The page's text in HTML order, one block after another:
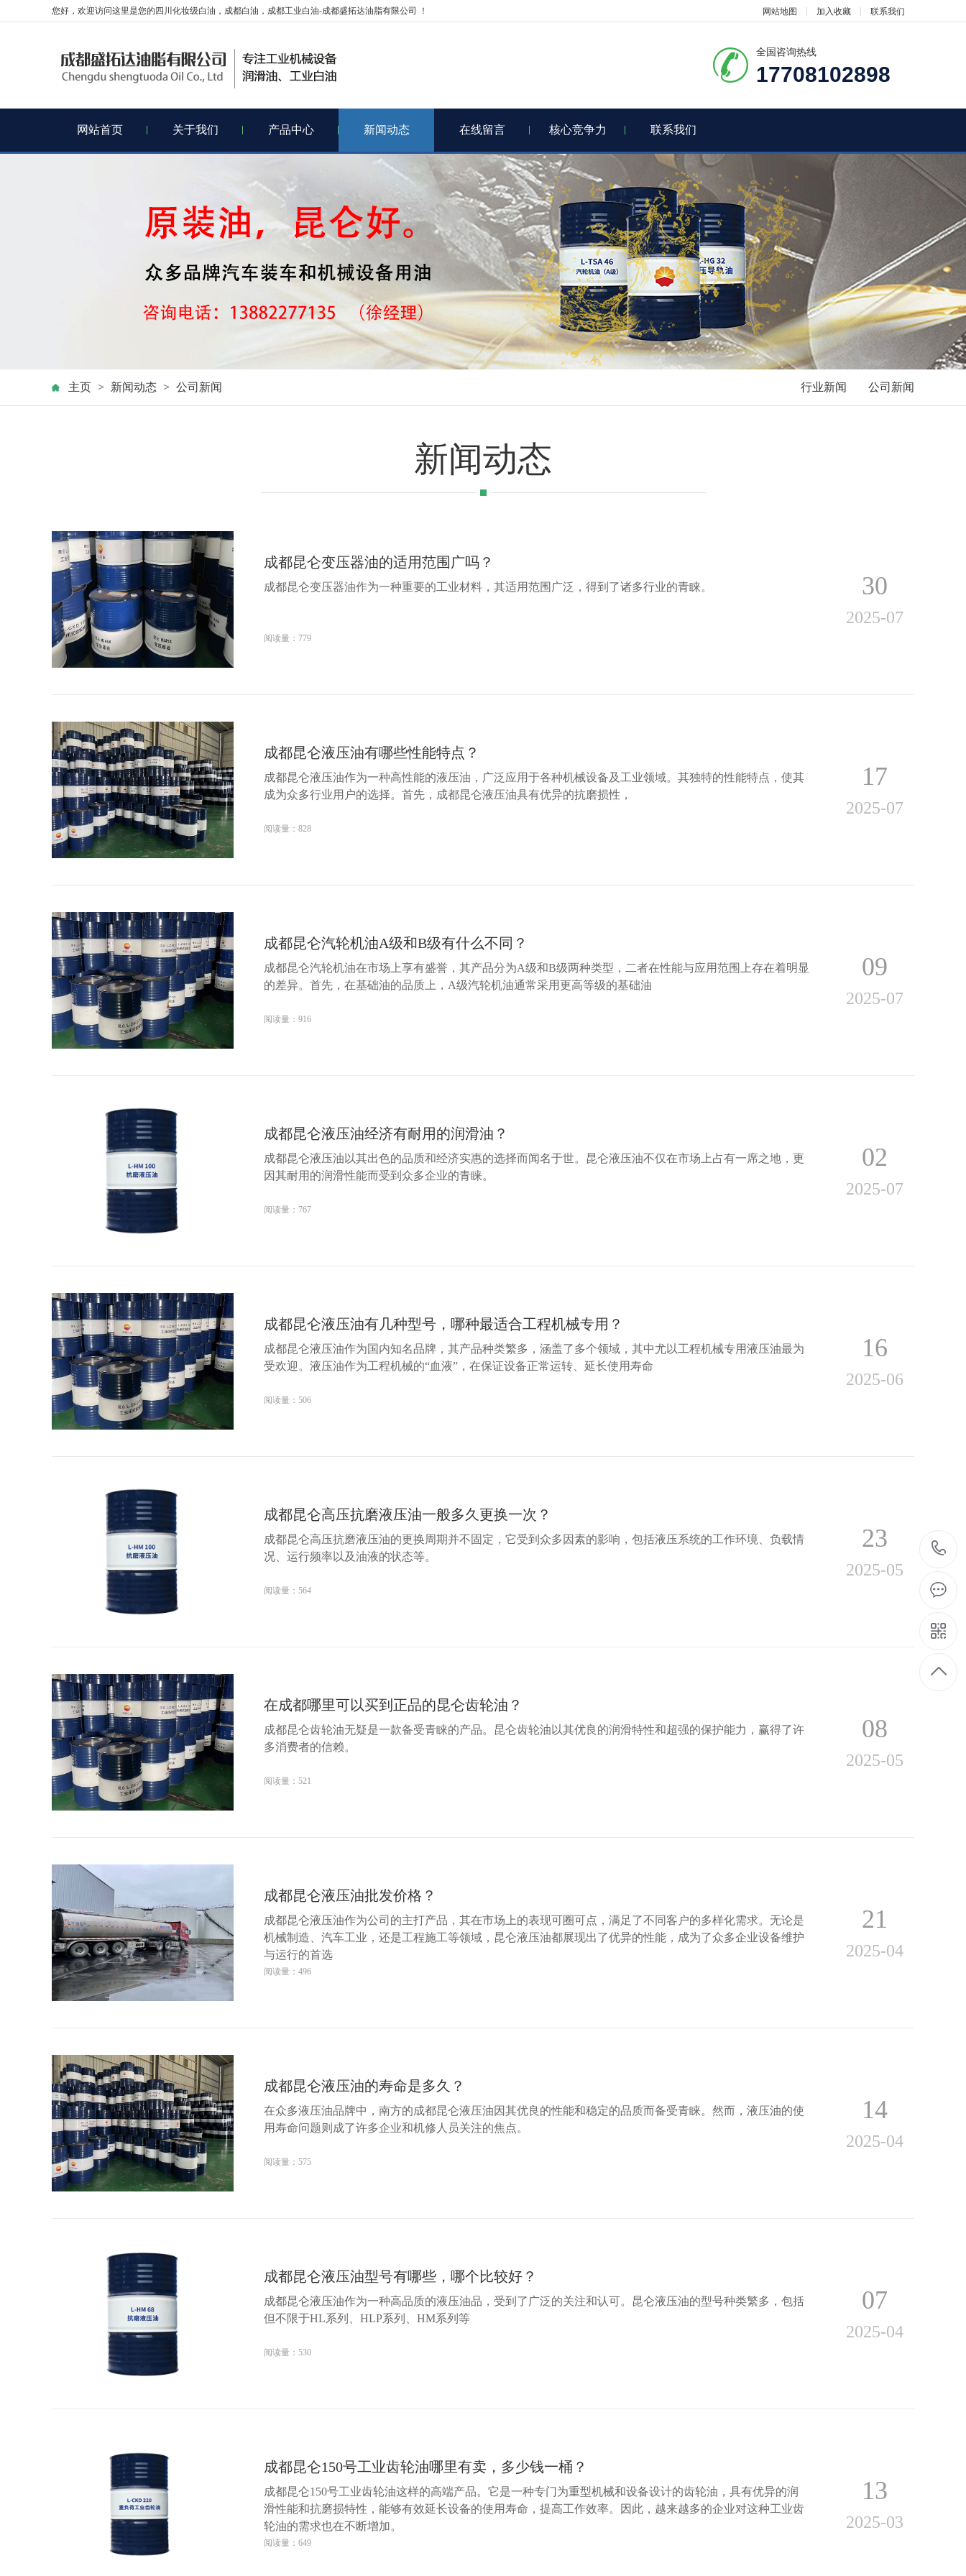
您好，欢迎访问这里是您的四川化妆级白油，成都白油，成都工业白油-成都盛拓达油脂有限公司 ！ 网站地图 加入收藏 联系我们
全国咨询热线
17708102898
网站首页 关于我们 产品中心 新闻动态 在线留言 核心竞争力 联系我们
主页 > 新闻动态 > 公司新闻 行业新闻 公司新闻
新闻动态
成都昆仑变压器油的适用范围广吗？
成都昆仑变压器油作为一种重要的工业材料，其适用范围广泛，得到了诸多行业的青睐。
阅读量：779
30
2025-07
成都昆仑液压油有哪些性能特点？
成都昆仑液压油作为一种高性能的液压油，广泛应用于各种机械设备及工业领域。其独特的性能特点，使其
成为众多行业用户的选择。首先，成都昆仑液压油具有优异的抗磨损性，
阅读量：828
17
2025-07
成都昆仑汽轮机油A级和B级有什么不同？
成都昆仑汽轮机油在市场上享有盛誉，其产品分为A级和B级两种类型，二者在性能与应用范围上存在着明显
的差异。首先，在基础油的品质上，A级汽轮机油通常采用更高等级的基础油
阅读量：916
09
2025-07
成都昆仑液压油经济有耐用的润滑油？
成都昆仑液压油以其出色的品质和经济实惠的选择而闻名于世。昆仑液压油不仅在市场上占有一席之地，更
因其耐用的润滑性能而受到众多企业的青睐。
阅读量：767
02
2025-07
成都昆仑液压油有几种型号，哪种最适合工程机械专用？
成都昆仑液压油作为国内知名品牌，其产品种类繁多，涵盖了多个领域，其中尤以工程机械专用液压油最为
受欢迎。液压油作为工程机械的“血液”，在保证设备正常运转、延长使用寿命
阅读量：506
16
2025-06
成都昆仑高压抗磨液压油一般多久更换一次？
成都昆仑高压抗磨液压油的更换周期并不固定，它受到众多因素的影响，包括液压系统的工作环境、负载情
况、运行频率以及油液的状态等。
阅读量：564
23
2025-05
在成都哪里可以买到正品的昆仑齿轮油？
成都昆仑齿轮油无疑是一款备受青睐的产品。昆仑齿轮油以其优良的润滑特性和超强的保护能力，赢得了许
多消费者的信赖。
阅读量：521
08
2025-05
成都昆仑液压油批发价格？
成都昆仑液压油作为公司的主打产品，其在市场上的表现可圈可点，满足了不同客户的多样化需求。无论是
机械制造、汽车工业，还是工程施工等领域，昆仑液压油都展现出了优异的性能，成为了众多企业设备维护
与运行的首选
阅读量：496
21
2025-04
成都昆仑液压油的寿命是多久？
在众多液压油品牌中，南方的成都昆仑液压油因其优良的性能和稳定的品质而备受青睐。然而，液压油的使
用寿命问题则成了许多企业和机修人员关注的焦点。
阅读量：575
14
2025-04
成都昆仑液压油型号有哪些，哪个比较好？
成都昆仑液压油​作为一种高品质的液压油品，受到了广泛的关注和认可。昆仑液压油的型号种类繁多，包括
但不限于HL系列、HLP系列、HM系列等
阅读量：530
07
2025-04
成都昆仑150号工业齿轮油哪里有卖，多少钱一桶？
成都昆仑150号工业齿轮油这样的高端产品。它是一种专门为重型机械和设备设计的齿轮油，具有优异的润
滑性能和抗磨损特性，能够有效延长设备的使用寿命，提高工作效率。因此，越来越多的企业对这种工业齿
轮油的需求也在不断增加。
阅读量：649
13
2025-03